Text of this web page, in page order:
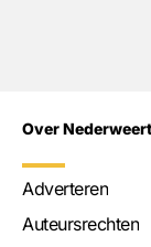
Over
Adverteren
Auteursrechten